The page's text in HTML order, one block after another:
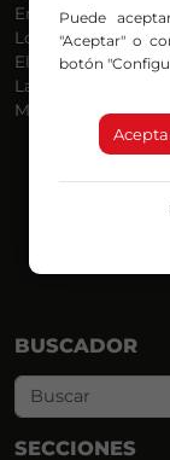
En Ruta
Locos por la
El
La Mañana de
Más Madrugada
BUSCADOR
SECCIONES
Puede
"Aceptar" o
botón